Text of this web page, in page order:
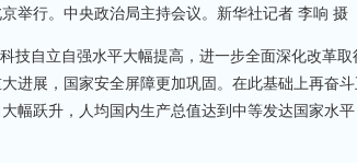
举行。中央政治局主持会议。新华社记者 李响 摄
自立自强水平大幅提高，进一步全面深化改革取
进展，国家安全屏障更加巩固。在此基础上再奋斗
幅跃升，人均国内生产总值达到中等发达国家水平